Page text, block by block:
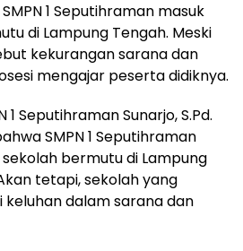
SMPN 1 Seputihraman masuk
di Lampung Tengah. Meski
kekurangan sarana dan
mengajar peserta didiknya.
1 Seputihraman Sunarjo, S.Pd.
SMPN 1 Seputihraman
bermutu di Lampung
tetapi, sekolah yang
dalam sarana dan